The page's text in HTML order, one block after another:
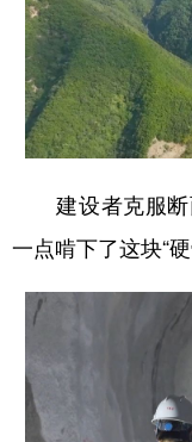
建设者克服断
一点啃下了这块“硬